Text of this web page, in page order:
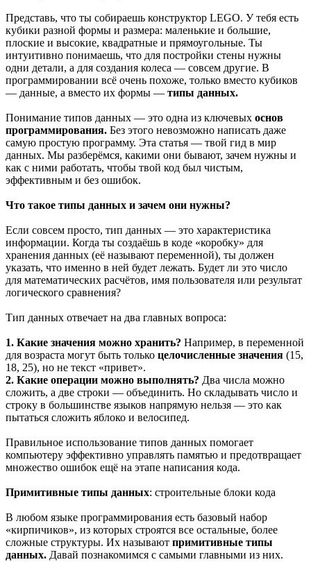
Представь, что ты собираешь конструктор LEGO. У тебя есть
кубики разной формы и размера: маленькие и большие,
плоские и высокие, квадратные и прямоугольные. Ты
интуитивно понимаешь, что для постройки стены нужны
одни детали, а для создания колеса — совсем другие. В
программировании всё очень похоже, только вместо кубиков
— данные, а вместо их формы — типы данных.
Понимание типов данных — это одна из ключевых основ
программирования. Без этого невозможно написать даже
самую простую программу. Эта статья — твой гид в мир
данных. Мы разберёмся, какими они бывают, зачем нужны и
как с ними работать, чтобы твой код был чистым,
эффективным и без ошибок.
Что такое типы данных и зачем они нужны?
Если совсем просто, тип данных — это характеристика
информации. Когда ты создаёшь в коде «коробку» для
хранения данных (её называют переменной), ты должен
указать, что именно в ней будет лежать. Будет ли это число
для математических расчётов, имя пользователя или результат
логического сравнения?
Тип данных отвечает на два главных вопроса:
1. Какие значения можно хранить? Например, в переменной
для возраста могут быть только целочисленные значения (15,
18, 25), но не текст «привет».
2. Какие операции можно выполнять? Два числа можно
сложить, а две строки — объединить. Но складывать число и
строку в большинстве языков напрямую нельзя — это как
пытаться сложить яблоко и велосипед.
Правильное использование типов данных помогает
компьютеру эффективно управлять памятью и предотвращает
множество ошибок ещё на этапе написания кода.
Примитивные типы данных: строительные блоки кода
В любом языке программирования есть базовый набор
«кирпичиков», из которых строятся все остальные, более
сложные структуры. Их называют примитивные типы
данных. Давай познакомимся с самыми главными из них.